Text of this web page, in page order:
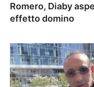
Romero, Diaby
effetto domino